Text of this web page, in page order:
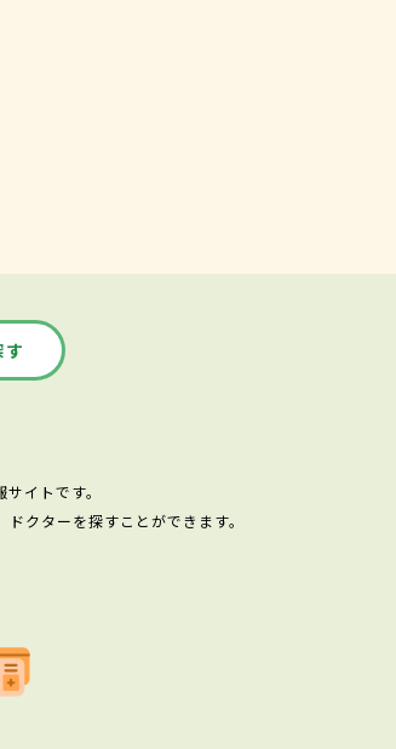
イトです。
クターを探すことができます。